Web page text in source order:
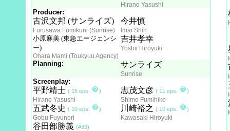
Hirano Yasushi
Producer:
古沢文邦 (サンライズ)
Furusawa Fumikuni (Sunrise)
小原麻美 (東急エージェンシ
ー)
Ohara Mami (Toukyuu Agency)
今井慎
Imai Shin
吉井孝幸
Yoshii Hiroyuki
Planning: サンライズ
Sunrise
Screenplay:
平野靖士 ( 15 eps. )
Hirano Yasushi
五武冬史 ( 10 eps. )
Gobu Fuyunori
谷田部勝義 (#33)
志茂文彦 ( 11 eps. )
Shimo Fumihiko
川崎裕之 ( 10 eps. )
Kawasaki Hiroyuki